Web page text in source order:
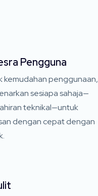
Pengguna
kemudahan penggunaan,
sesiapa sahaja—
teknikal—untuk
dengan cepat dengan